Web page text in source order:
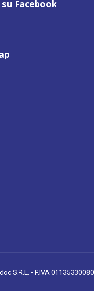
Facebook
S.R.L. - P.IVA 01135330080